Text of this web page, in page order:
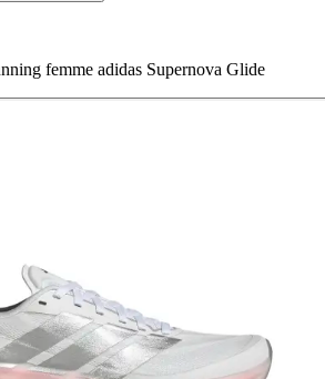
femme adidas Supernova Glide